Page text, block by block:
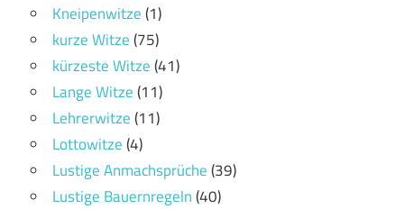
Kneipenwitze(1)
kurze Witze(75)
kürzeste Witze(41)
Lange Witze(11)
Lehrerwitze(11)
Lottowitze(4)
Lustige Anmachsprüche(39)
Lustige Bauernregeln(40)